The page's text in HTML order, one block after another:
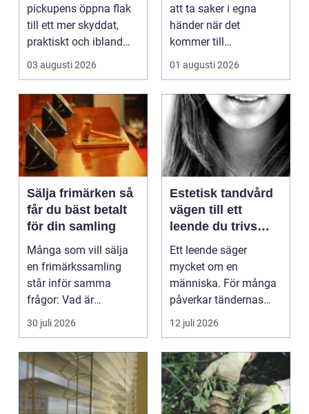
pickupens öppna flak
till ett mer skyddat,
praktiskt och ibland
också mer br...
03 augusti 2026
att ta saker i egna
händer när det
kommer till
hemförbättr...
01 augusti 2026
Sälja frimärken så
får du bäst betalt
för din samling
Många som vill sälja
en frimärkssamling
står inför samma
frågor: Vad är
samlingen värd? Var
vänder m...
30 juli 2026
Estetisk tandvård
vägen till ett
leende du trivs
med
Ett leende säger
mycket om en
människa. För många
påverkar tändernas
utseende både
självförtroendet ...
12 juli 2026